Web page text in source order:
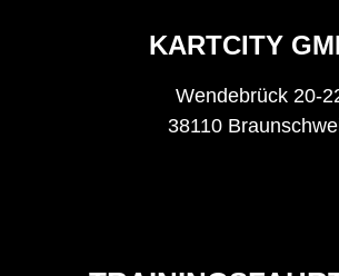
KARTCITY
Wendebrück 20-
38110